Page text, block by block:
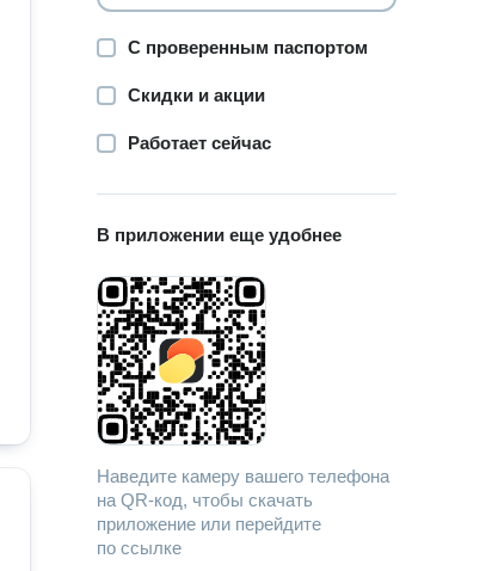
С проверенным паспортом
Скидки и акции
Работает сейчас
В приложении еще удобнее
Наведите камеру вашего телефона
на QR-код, чтобы скачать
приложение или перейдите
по ссылке